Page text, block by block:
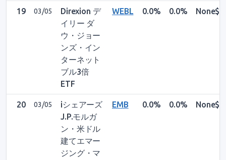
19 03/05
Direxion デ
イリー ダ
ウ・ジョー
ンズ・イン
ターネット
ブル3倍
ETF
WEBL 0.0% 0.0% None$
20 03/05
iシェアーズ
J.P.モルガ
ン・米ドル
建てエマー
ジング・マ
EMB 0.0% 0.0% None$